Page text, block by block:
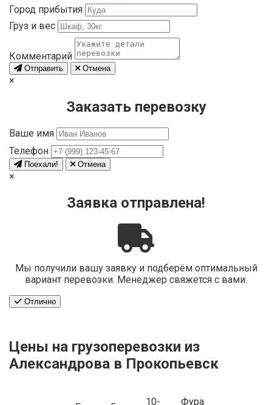
Город прибытия
Груз и вес
Комментарий
Отправить Отмена
×
Заказать перевозку
Ваше имя
Телефон
Поехали! Отмена
×
Заявка отправлена!
Мы получили вашу заявку и подберём оптимальный
вариант перевозки. Менеджер свяжется с вами.
Отлично
Цены на грузоперевозки из
Александрова в Прокопьевск
10- Фура